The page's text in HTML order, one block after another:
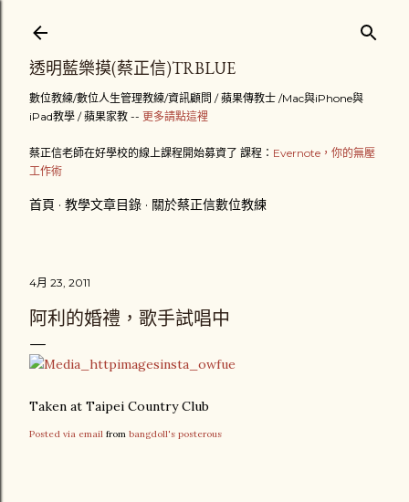
透明藍樂摸(蔡正信)TRBLUE
數位教練/數位人生管理教練/資訊顧問 / 蘋果傳教士 /Mac與iPhone與
iPad教學 / 蘋果家教 -- 更多請點這裡
蔡正信老師在好學校的線上課程開始募資了 課程： Evernote，你的無壓
工作術
首頁 教學文章目錄 關於蔡正信數位教練
4月 23, 2011
阿利的婚禮，歌手試唱中
Taken at Taipei Country Club
Posted via email from bangdoll's posterous